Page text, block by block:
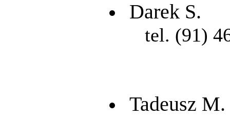
Darek S.
tel. (91)
Tadeusz M.